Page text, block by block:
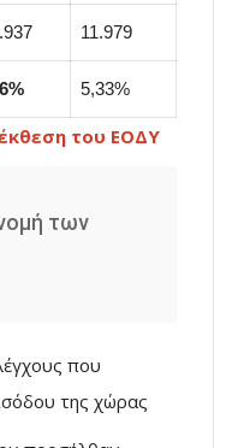
11.979
5,33%
του ΕΟΔΥ
των
που
της χώρας